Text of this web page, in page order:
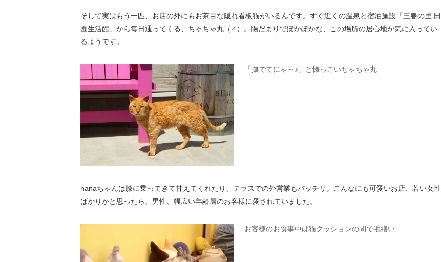
そして実はもう一匹、お店の外にもお茶目な隠れ看板猫がいるんです。すぐ近くの温泉と宿泊施設「三春の里 田
園生活館」から毎日通ってくる、ちゃちゃ丸（♂）。陽だまりでぽかぽかな、この場所の居心地が気に入ってい
るようです。
「撫でてにゃ～♪」と懐っこいちゃちゃ丸
nanaちゃんは膝に乗ってきて甘えてくれたり、テラスでの外営業もバッチリ。こんなにも可愛いお店、若い女性
ばかりかと思ったら、男性、幅広い年齢層のお客様に愛されていました。
お客様のお食事中は猫クッションの間で毛繕い